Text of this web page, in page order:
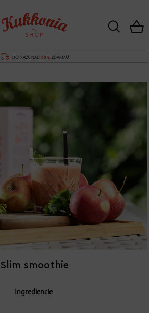
DOPRAVA NAD 60 €ZDARMA!
Slim smoothie
Ingrediencie